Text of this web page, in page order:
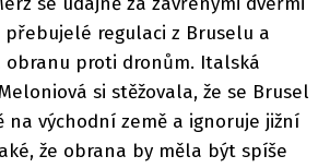
regulaci z Bruselu a
proti dronům. Italská
si stěžovala, že se Brusel
na východní země a ignoruje jižní
že obrana by měla být spíše